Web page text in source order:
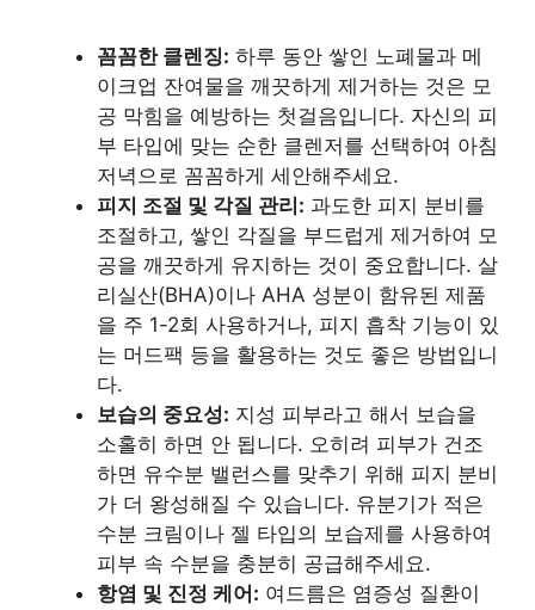
꼼꼼한 클렌징: 하루 동안 쌓인 노폐물과 메
이크업 잔여물을 깨끗하게 제거하는 것은 모
공 막힘을 예방하는 첫걸음입니다. 자신의 피
부 타입에 맞는 순한 클렌저를 선택하여 아침
저녁으로 꼼꼼하게 세안해주세요.
피지 조절 및 각질 관리: 과도한 피지 분비를
조절하고, 쌓인 각질을 부드럽게 제거하여 모
공을 깨끗하게 유지하는 것이 중요합니다. 살
리실산(BHA)이나 AHA 성분이 함유된 제품
을 주 1-2회 사용하거나, 피지 흡착 기능이 있
는 머드팩 등을 활용하는 것도 좋은 방법입니
다.
보습의 중요성: 지성 피부라고 해서 보습을
소홀히 하면 안 됩니다. 오히려 피부가 건조
하면 유수분 밸런스를 맞추기 위해 피지 분비
가 더 왕성해질 수 있습니다. 유분기가 적은
수분 크림이나 젤 타입의 보습제를 사용하여
피부 속 수분을 충분히 공급해주세요.
항염 및 진정 케어: 여드름은 염증성 질환이